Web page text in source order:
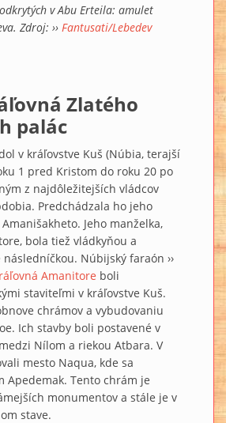
v Abu Erteila: amulet
Zdroj: ›› Fantusati/Lebedev
Zlatého
palác
v kráľovstve Kuš (Núbia, terajší
1 pred Kristom do roku 20 po
z najdôležitejších vládcov
Predchádzala ho jeho
Jeho manželka,
bola tiež vládkyňou a
Núbijský faraón ››
Amanitore boli
staviteľmi v kráľovstve Kuš.
chrámov a vybudovaniu
Ich stavby boli postavené v
Nílom a riekou Atbara. V
mesto Naqua, kde sa
Apedemak. Tento chrám je
monumentov a stále je v
stave.